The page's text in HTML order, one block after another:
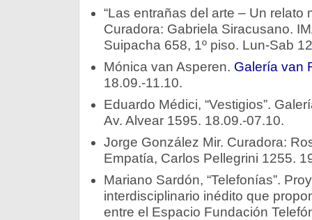
“Las entrañas del arte – Un relato
Curadora: Gabriela Siracusano.
Suipacha 658, 1º piso. Lun-Sab
Mónica van Asperen. Galería van
18.09.-11.10.
Eduardo Médici, “Vestigios”.
Av. Alvear 1595. 18.09.-07.10.
Jorge González Mir. Curadora:
Empatía, Carlos Pellegrini 1255.
Mariano Sardón, “Telefonías”.
interdisciplinario inédito que
entre el Espacio Fundación